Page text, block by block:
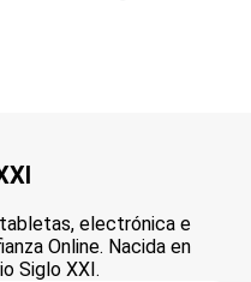
electrónica e
Online. Nacida en
Siglo XXI.